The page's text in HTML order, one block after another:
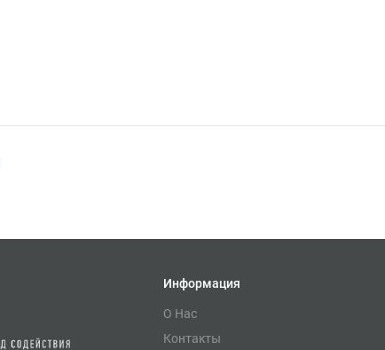
Информация
О Нас
Контакты